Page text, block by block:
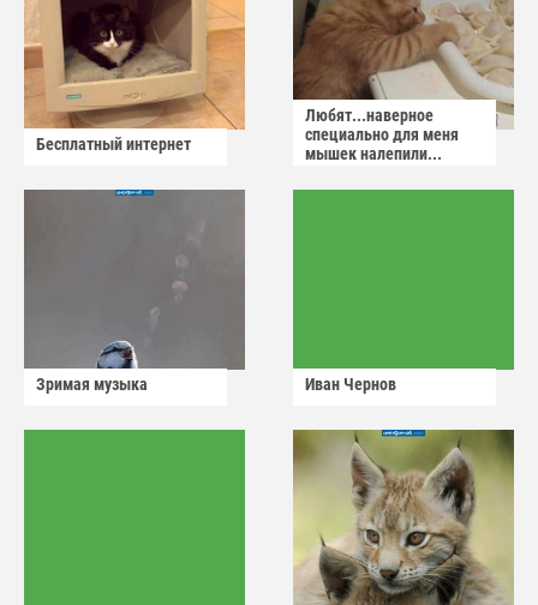
Бесплатный интернет
Любят...наверное
специально для меня
мышек налепили...
Зримая музыка Иван Чернов